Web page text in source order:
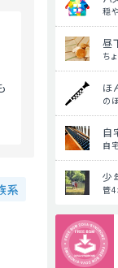
系
穏
昼
ち
ほ
の
自
自
少
管4